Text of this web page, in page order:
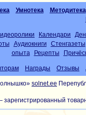
Умнотека
Методитека
Календари
Аудиокниги
Стенгазеты
опыта
Рецепты
Награды Отзывы
solnet.ee
зарегистрированный